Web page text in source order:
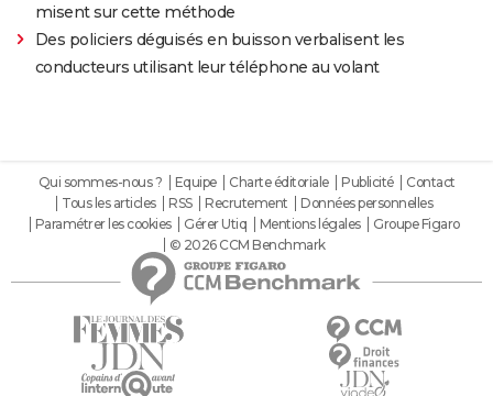
misent sur cette méthode
Des policiers déguisés en buisson verbalisent les
conducteurs utilisant leur téléphone au volant
Qui sommes-nous ? Equipe Charte éditoriale Publicité
Contact
Tous les articles
RSS Recrutement
Données personnelles
Paramétrer les cookies
Gérer Utiq Mentions légales
Groupe Figaro
© 2026 CCM Benchmark